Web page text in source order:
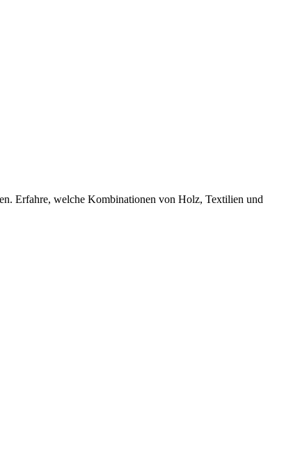
Erfahre, welche Kombinationen von Holz, Textilien und